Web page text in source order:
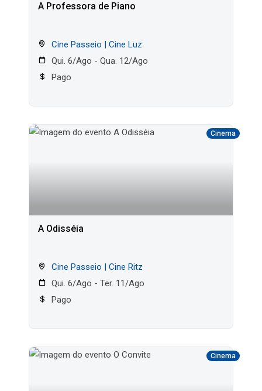
A Professora de Piano
Cine Passeio | Cine Luz
Qui. 6/Ago - Qua. 12/Ago
Pago
Cinema
A Odisséia
Cine Passeio | Cine Ritz
Qui. 6/Ago - Ter. 11/Ago
Pago
Cinema